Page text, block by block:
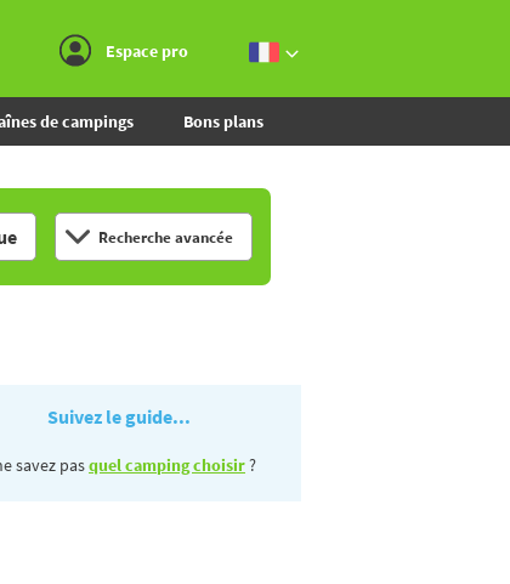
Espace pro
de campings Bons plans
Recherche avancée
Suivez le guide...
savez pasquel camping choisir?